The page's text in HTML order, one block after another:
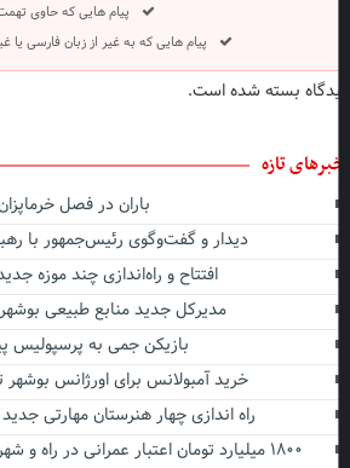
پیام هایی که حاوی
پیام هایی که به غیر از زبان فارسی یا
بسته شده است.
تازه
باران در فصل خرماپزان
دیدار و گفت‌وگوی رئیس‌جمهور با
افتتاح و راه‌اندازی چند موزه
مدیرکل جدید منابع طبیعی
بازیکن جمی به پرسپولیس
خرید آمبولانس برای اورژانس
راه اندازی چهار هنرستان مهارتی جدید
۱۸۰۰ میلیارد تومان اعتبار عمرانی در راه و شهرسازی بوشهر جذب شد